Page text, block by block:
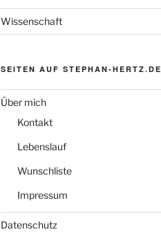
Wissenschaft
SEITEN AUF STEPHAN-HERTZ.DE
Über mich
Kontakt
Lebenslauf
Wunschliste
Impressum
Datenschutz